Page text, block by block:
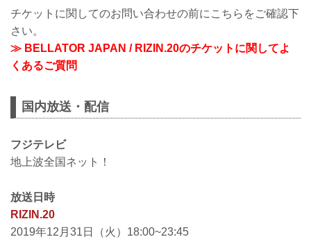
チケットに関してのお問い合わせの前にこちらをご確認下
さい。
≫ BELLATOR JAPAN / RIZIN.20のチケットに関してよ
くあるご質問
国内放送・配信
フジテレビ
地上波全国ネット！
放送日時
RIZIN.20
2019年12月31日（火）18:00~23:45